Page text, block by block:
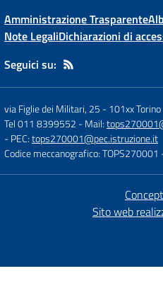
Amministrazione Trasparente
Note LegaliDichiarazioni di
Seguici su:
via Figlie dei Militari, 25 -101xx Torino
Tel 011 8399552 - Mail:
- PEC:tops270001@pec.istruzione.it
Codice meccanografico: TOPS270001
Sito web